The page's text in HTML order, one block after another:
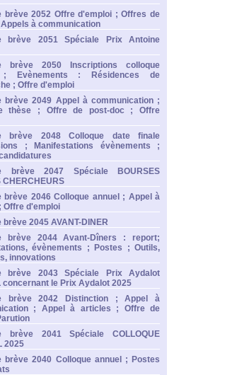
brève 2052 Offre d'emploi ; Offres de
à communication
brève 2051 Spéciale Prix Antoine
brève 2050 Inscriptions colloque
; Evènements : Résidences de
; Offre d'emploi
brève 2049 Appel à communication ;
thèse ; Offre de post-doc ; Offre
brève 2048 Colloque date finale
; Manifestations évènements ;
brève 2047 Spéciale BOURSES
CHERCHEURS
brève 2046 Colloque annuel ; Appel à
Offre d'emploi
brève 2045 AVANT-DINER
brève 2044 Avant-Dîners : report;
évènements ; Postes ; Outils,
innovations
brève 2043 Spéciale Prix Aydalot
concernant le Prix Aydalot 2025
brève 2042 Distinction ; Appel à
; Appel à articles ; Offre de
brève 2041 Spéciale COLLOQUE
2025
brève 2040 Colloque annuel ; Postes